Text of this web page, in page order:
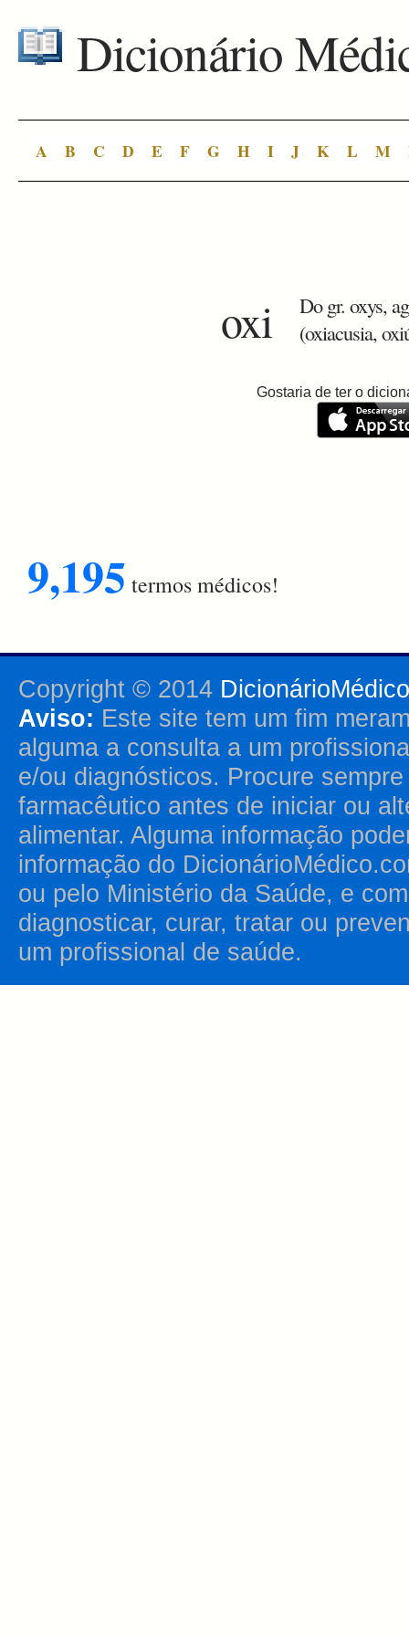
Dicionário
A B C D E F G H I J K L M
oxi
Do gr. oxys,
(oxiacusia,
Gostaria de ter o
9,195 termos médicos!
Copyright © 2014
Aviso: Este site tem um fim
alguma a consulta a um
e/ou diagnósticos. Procure
farmacêutico antes de iniciar ou
alimentar. Alguma informação
informação do
ou pelo Ministério da Saúde, e
diagnosticar, curar, tratar ou
um profissional de saúde.